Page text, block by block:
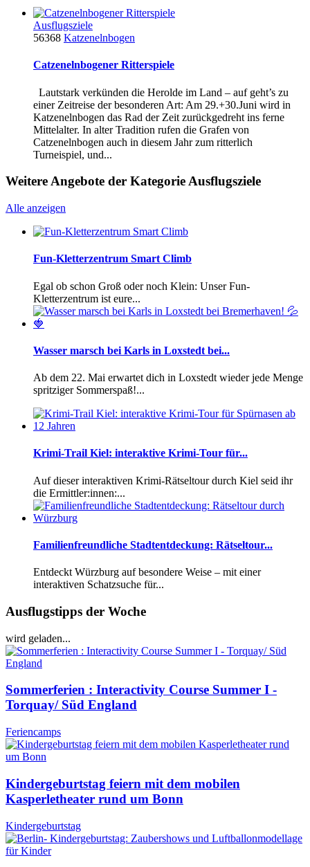
Ausflugsziele
56368 Katzenelnbogen
Catzenelnbogener Ritterspiele
Lautstark verkünden die Herolde im Land – auf geht’s zu
einer Zeitreise der besonderen Art: Am 29.+30.Juni wird in
Katzenelnbogen das Rad der Zeit zurückgedreht ins ferne
Mittelalter. In alter Tradition rufen die Grafen von
Catzenelnbogen auch in diesem Jahr zum ritterlich
Turneispiel, und...
Weitere Angebote der Kategorie Ausflugsziele
Alle anzeigen
Fun-Kletterzentrum Smart Climb
Egal ob schon Groß oder noch Klein: Unser Fun-
Kletterzentrum ist eure...
Wasser marsch bei Karls in Loxstedt bei...
Ab dem 22. Mai erwartet dich in Loxstedt wieder jede Menge
spritziger Sommerspaß!...
Krimi-Trail Kiel: interaktive Krimi-Tour für...
Auf dieser interaktiven Krimi-Rätseltour durch Kiel seid ihr
die Ermittler:innen:...
Familienfreundliche Stadtentdeckung: Rätseltour...
Entdeckt Würzburg auf besondere Weise – mit einer
interaktiven Schatzsuche für...
Ausflugstipps der Woche
wird geladen...
Sommerferien : Interactivity Course Summer I -
Torquay/ Süd England
Feriencamps
Kindergeburtstag feiern mit dem mobilen
Kasperletheater rund um Bonn
Kindergeburtstag